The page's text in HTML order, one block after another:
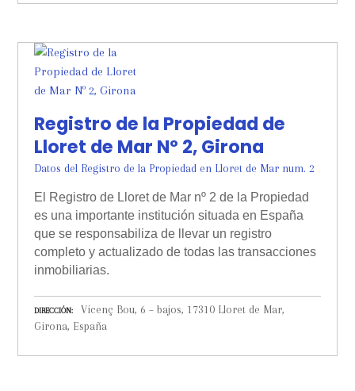
Registro de la Propiedad de
Lloret de Mar Nº 2, Girona
Datos del Registro de la Propiedad en Lloret de Mar num. 2
El Registro de Lloret de Mar nº 2 de la Propiedad
es una importante institución situada en España
que se responsabiliza de llevar un registro
completo y actualizado de todas las transacciones
inmobiliarias.
DIRECCIÓN
Vicenç Bou, 6 – bajos, 17310 Lloret de Mar,
Girona, España